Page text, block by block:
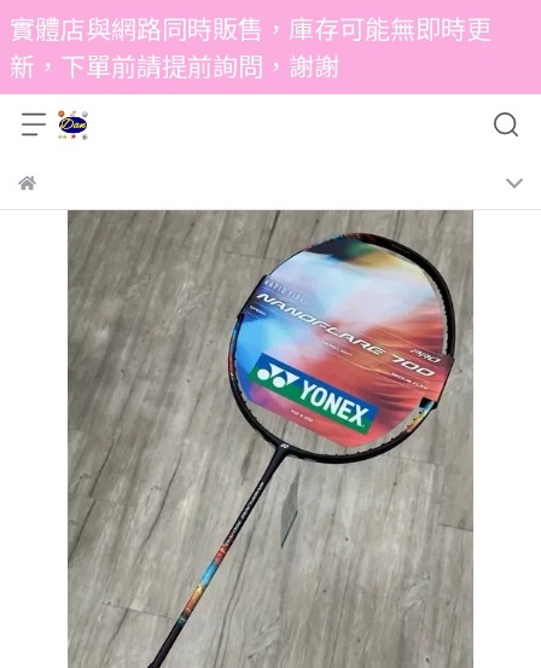
實體店與網路同時販售，庫存可能無即時更
新，下單前請提前詢問，謝謝